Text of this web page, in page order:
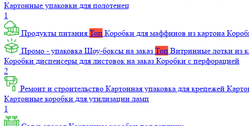
Картонные упаковки для полотенец
1
Продукты питания Топ Коробки для маффинов из картона
Промо - упаковка Шоу-боксы на заказ Топ Витринные лотки из
Коробки диспенсеры для листовок на заказ Коробки с перфорацией
2
Ремонт и строительство Картонная упаковка для крепежей
Картонные коробки для утилизации ламп
1